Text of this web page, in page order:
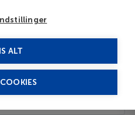
ALT
Coin